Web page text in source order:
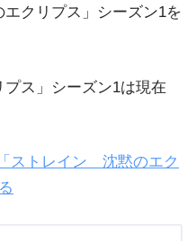
クリプス」シーズン1を
ス」シーズン1は現在
ストレイン 沈黙のエク